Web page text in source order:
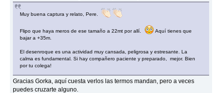
Muy buena captura y relato, Pere.
Flipo que haya meros de ese tamaño a 22mt por allí.
Aquí tienes que
bajar a +35m.
El desenroque es una actividad muy cansada, peligrosa y estresante. La
calma es fundamental. Si hay compañero paciente y preparado, mejor. Bien
por tu colega!
Gracias Gorka, aquí cuesta verlos las termos mandan, pero a veces
puedes cruzarte alguno.